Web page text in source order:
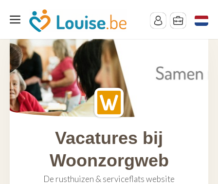
Vacatures bij
Woonzorgweb
De rusthuizen & serviceflats website